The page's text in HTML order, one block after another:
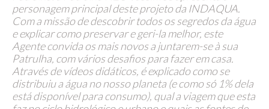
personagem principal deste projeto da INDAQUA.
Com a missão de descobrir todos os segredos da água
e explicar como preservar e geri-la melhor, este
Agente convida os mais novos a juntarem-se à sua
Patrulha, com vários desafios para fazer em casa.
Através de vídeos didáticos, é explicado como se
distribuiu a água no nosso planeta (e como só 1% dela
está disponível para consumo), qual a viagem que esta